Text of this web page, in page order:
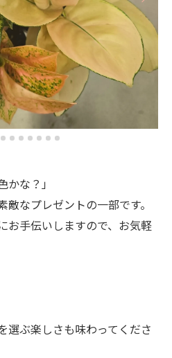
かな？」
敵なプレゼントの一部です。
お手伝いしますので、お気軽
選ぶ楽しさも味わってくださ